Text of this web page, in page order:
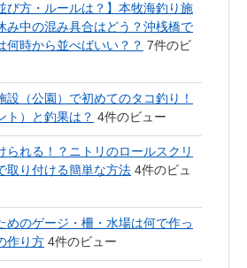
び方・ルールは？】本牧海釣り施
み中の混み具合はどう？沖桟橋で
何時から並べばいい？？ 7件のビ
設（公園）で初めてのタコ釣り！
ト）と釣果は？ 4件のビュー
られる！？ニトリのロールスクリ
取り付ける簡単な方法 4件のビュ
めのゲージ・柵・水場は何で作っ
作り方 4件のビュー